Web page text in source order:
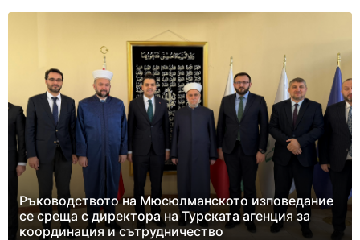
Ръководството на Мюсюлманското изповедание
се среща с директора на Турската агенция за
координация и сътрудничество